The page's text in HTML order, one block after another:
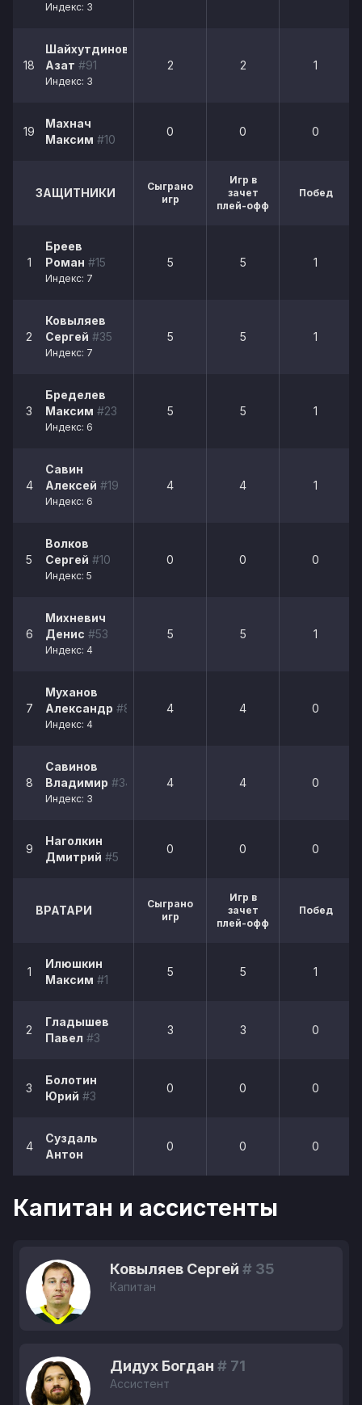
Индекс: 3
18
Шайхутдинов
Азат #91
Индекс: 3
2 2 1
19
Махнач
Максим #10
0 0 0
ЗАЩИТНИКИ
Сыграно
игр
Игр в
зачет
плей-офф
Побед
1
Бреев
Роман #15
Индекс: 7
5 5 1
2
Ковыляев
Сергей #35
Индекс: 7
5 5 1
3
Бределев
Максим #23
Индекс: 6
5 5 1
4
Савин
Алексей #19
Индекс: 6
4 4 1
5
Волков
Сергей #10
Индекс: 5
0 0 0
6
Михневич
Денис #53
Индекс: 4
5 5 1
7
Муханов
Александр #89
Индекс: 4
4 4 0
8
Савинов
Владимир #34
Индекс: 3
4 4 0
9
Наголкин
Дмитрий #5
0 0 0
ВРАТАРИ
Сыграно
игр
Игр в
зачет
плей-офф
Побед
1
Илюшкин
Максим #1
5 5 1
2
Гладышев
Павел #3
3 3 0
3
Болотин
Юрий #3
0 0 0
4
Суздаль
Антон
0 0 0
Капитан и ассистенты
Ковыляев Сергей # 35
Капитан
Дидух Богдан # 71
Ассистент